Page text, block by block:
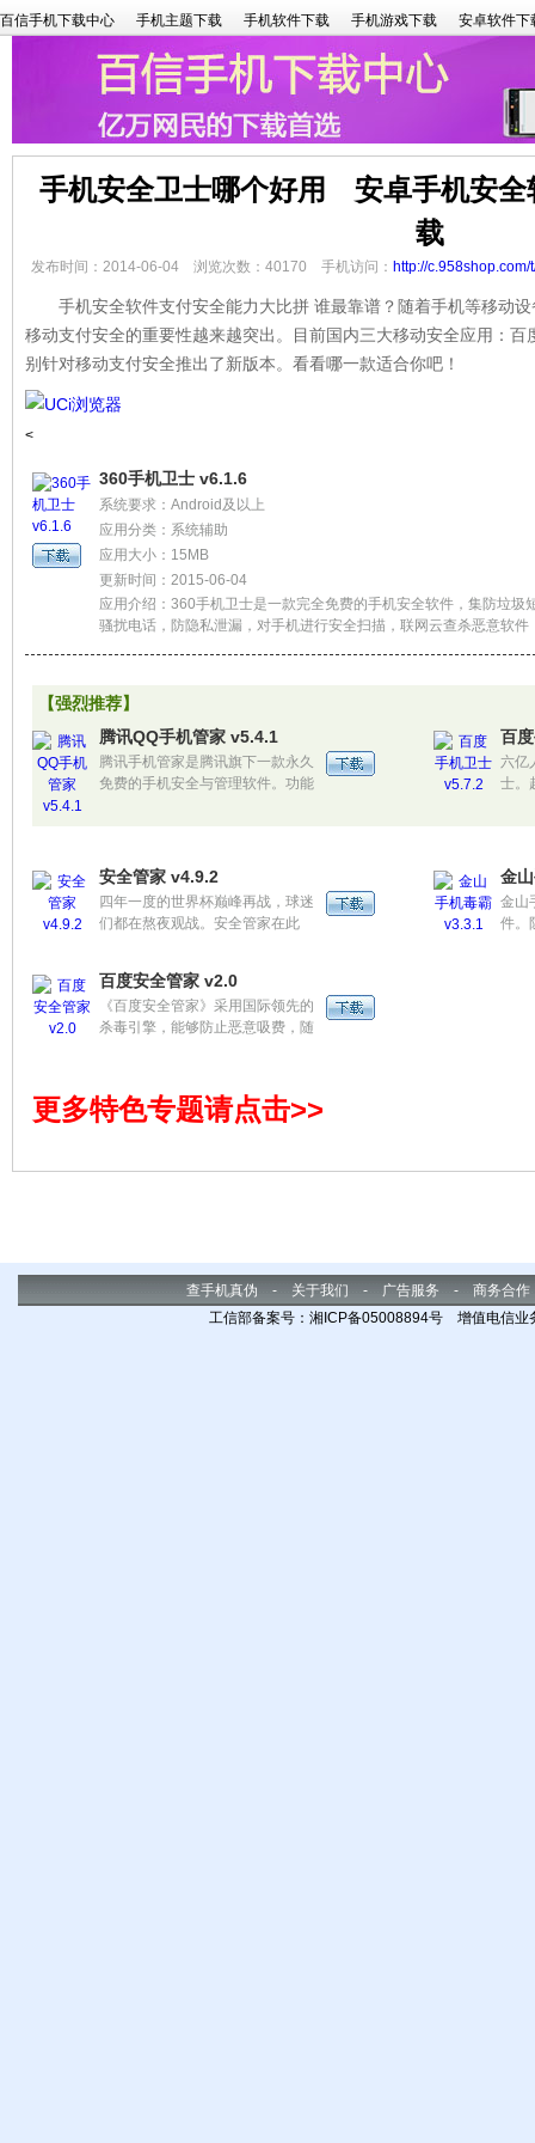
百信手机下载中心 手机主题下载 手机软件下载 手机游戏下载 安卓软件下
手机安全卫士哪个好用 安卓手机安全
载
发布时间：2014-06-04 浏览次数：40170 手机访问： http://c.958shop.com/
手机安全软件支付安全能力大比拼 谁最靠谱？随着手机等移动设
移动支付安全的重要性越来越突出。目前国内三大移动安全应用：
别针对移动支付安全推出了新版本。看看哪一款适合你吧！
<
360手机卫士 v6.1.6
系统要求：Android及以上
应用分类：系统辅助
应用大小：15MB
更新时间：2015-06-04
应用介绍：360手机卫士是一款完全免费的手机安全软件，集防垃圾
骚扰电话，防隐私泄漏，对手机进行安全扫描，联网云查杀恶意软件
【强烈推荐】
腾讯QQ手机管家 v5.4.1
腾讯手机管家是腾讯旗下一款永久
免费的手机安全与管理软件。功能
速、软件管理等高端智能化功能。
百
六亿
士。
安全管家 v4.9.2
四年一度的世界杯巅峰再战，球迷
们都在熬夜观战。安全管家在此
时刻守护在身边，看球更安心。
金
金山
件。
百度安全管家 v2.0
《百度安全管家》采用国际领先的
杀毒引擎，能够防止恶意吸费，随
查杀手机中恶意扣费应用。
更多特色专题请点击>>
查手机真伪 - 关于我们 - 广告服务 - 商务合作
工信部备案号：湘ICP备05008894号 增值电信